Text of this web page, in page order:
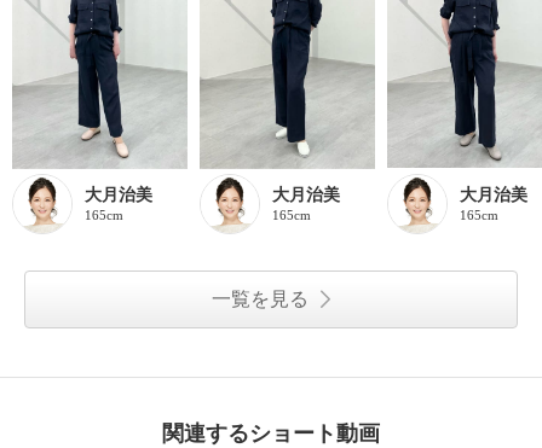
大月治美
165cm
大月治美
165cm
大月治美
165cm
一覧を見る
関連するショート動画